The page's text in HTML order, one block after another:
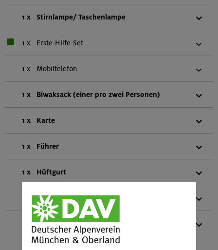
1 x Stirnlampe/ Taschenlampe
1 x Erste-Hilfe-Set
1 x Mobiltelefon
1 x Biwaksack (einer pro zwei Personen)
1 x Karte
1 x Führer
1 x Hüftgurt
Alpinhelm
Klemmkeil-Set (bestehend aus: 5
Klemmkeilen mit verschiedenen Größen 1
Klemmkeilentferner 1 Karabiner)